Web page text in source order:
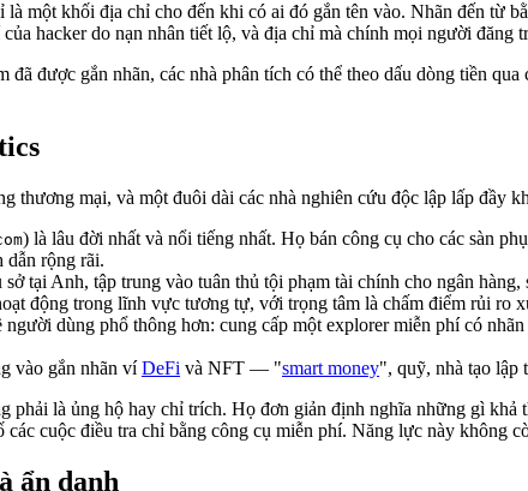
là một khối địa chỉ cho đến khi có ai đó gắn tên vào. Nhãn đến từ
hacker do nạn nhân tiết lộ, và địa chỉ mà chính mọi người
đã được gắn nhãn, các nhà phân tích có thể theo dấu dòng tiền
thương mại, và một đuôi dài các nhà nghiên cứu độc lập lấp đầy
) là lâu đời nhất và nổi tiếng nhất. Họ bán công cụ cho các sàn
rộng rãi.
sở tại Anh, tập trung vào tuân thủ tội phạm tài chính cho ngân hàng,
động trong lĩnh vực tương tự, với trọng tâm là chấm điểm rủi ro
người dùng phổ thông hơn: cung cấp một explorer miễn phí có
vào gắn nhãn víDeFi và NFT — "smart money", quỹ, nhà tạo lập
phải là ủng hộ hay chỉ trích. Họ đơn giản định nghĩa những gì
cuộc điều tra chỉ bằng công cụ miễn phí. Năng lực này không
ẩn danh